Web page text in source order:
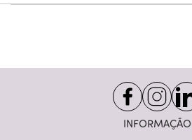
INFORMAÇÃO